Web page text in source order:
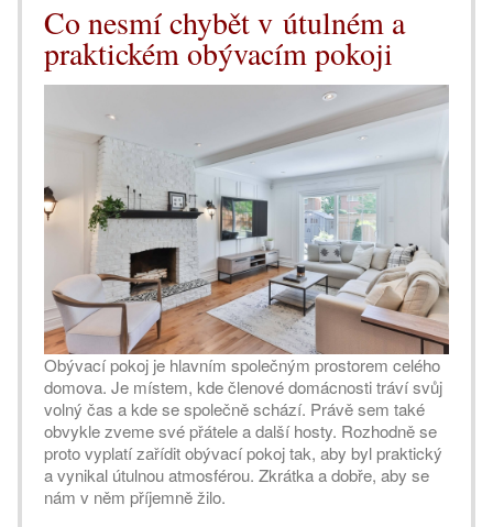
Co nesmí chybět v útulném a
praktickém obývacím pokoji
Obývací pokoj je hlavním společným prostorem celého
domova. Je místem, kde členové domácnosti tráví svůj
volný čas a kde se společně schází. Právě sem také
obvykle zveme své přátele a další hosty. Rozhodně se
proto vyplatí zařídit obývací pokoj tak, aby byl praktický
a vynikal útulnou atmosférou. Zkrátka a dobře, aby se
nám v něm příjemně žilo.